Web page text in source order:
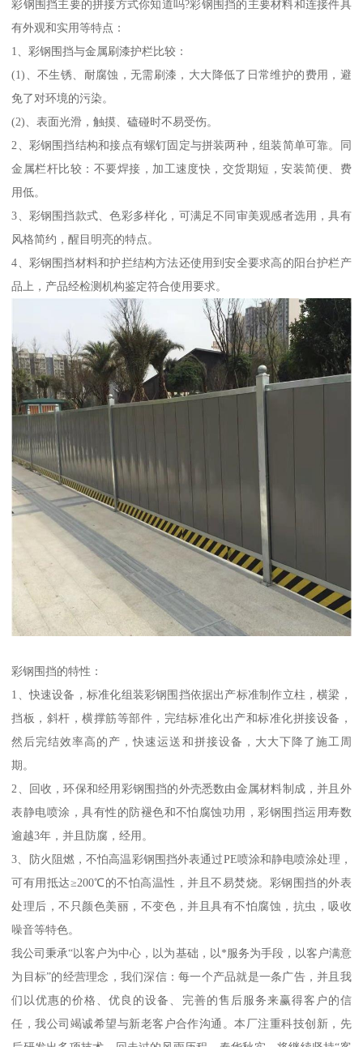
彩钢围挡主要的拼接方式你知道吗?彩钢围挡的主要材料和连接件具
有外观和实用等特点：
1、彩钢围挡与金属刷漆护栏比较：
(1)、不生锈、耐腐蚀，无需刷漆，大大降低了日常维护的费用，避
免了对环境的污染。
(2)、表面光滑，触摸、磕碰时不易受伤。
2、彩钢围挡结构和接点有螺钉固定与拼装两种，组装简单可靠。同
金属栏杆比较：不要焊接，加工速度快，交货期短，安装简便、费
用低。
3、彩钢围挡款式、色彩多样化，可满足不同审美观感者选用，具有
风格简约，醒目明亮的特点。
4、彩钢围挡材料和护拦结构方法还使用到安全要求高的阳台护栏产
品上，产品经检测机构鉴定符合使用要求。
彩钢围挡的特性：
1、快速设备，标准化组装彩钢围挡依据出产标准制作立柱，横梁，
挡板，斜杆，横撑筋等部件，完结标准化出产和标准化拼接设备，
然后完结效率高的产，快速运送和拼接设备，大大下降了施工周
期。
2、回收，环保和经用彩钢围挡的外壳悉数由金属材料制成，并且外
表静电喷涂，具有性的防褪色和不怕腐蚀功用，彩钢围挡运用寿数
逾越3年，并且防腐，经用。
3、防火阻燃，不怕高温彩钢围挡外表通过PE喷涂和静电喷涂处理，
可有用抵达≥200℃的不怕高温性，并且不易焚烧。彩钢围挡的外表
处理后，不只颜色美丽，不变色，并且具有不怕腐蚀，抗虫，吸收
噪音等特色。
我公司秉承“以客户为中心，以为基础，以*服务为手段，以客户满意
为目标”的经营理念，我们深信：每一个产品就是一条广告，并且我
们以优惠的价格、优良的设备、完善的售后服务来赢得客户的信
任，我公司竭诚希望与新老客户合作沟通。本厂注重科技创新，先